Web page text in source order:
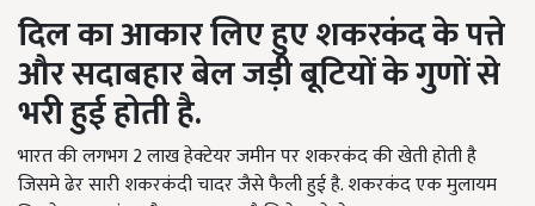
दिल का आकार लिए हुए शकरकंद के पत्ते
और सदाबहार बेल जड़ी बूटियों के गुणों से
भरी हुई होती है.
भारत की लगभग 2 लाख हेक्टेयर जमीन पर शकरकंद की खेती होती है
जिसमे ढेर सारी शकरकंदी चादर जैसे फैली हुई है. शकरकंद एक मुलायम